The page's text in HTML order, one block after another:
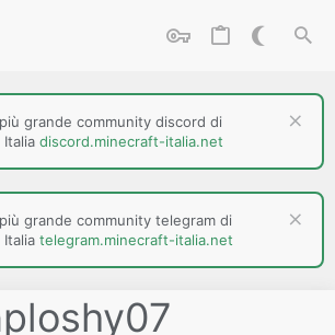
grande community discord di
discord.minecraft-italia.net
grande community telegram di
telegram.minecraft-italia.net